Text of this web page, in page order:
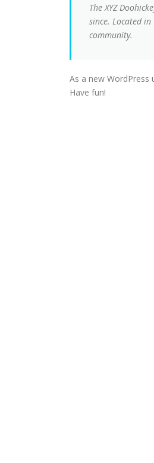
The XYZ
since. Located
community.
As a new
Have fun!